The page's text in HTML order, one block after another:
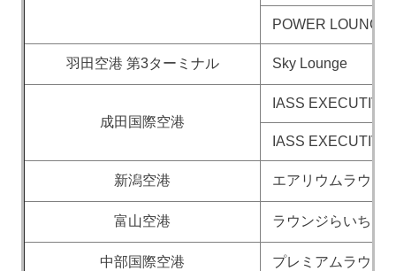
POWER LOUNGE
羽田空港 第3ターミナル Sky Lounge
成田国際空港
IASS EXECUTIVE
IASS EXECUTIVE
新潟空港 エアリウムラウン
富山空港 ラウンジらいちょ
中部国際空港 プレミアムラウン